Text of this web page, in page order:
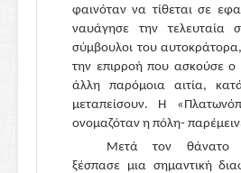
φαινόταν να τίθεται σε
ναυάγησε την τελευταία
σύμβουλοι του
την επιρροή που ασκούσε ο
άλλη παρόμοια αιτία,
μεταπείσουν. Η
ονομαζόταν η πόλη-
Μετά τον θάνατο
ξέσπασε μια σημαντική